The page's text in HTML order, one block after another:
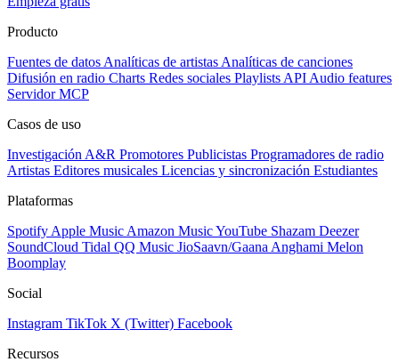
Producto
Fuentes de datos Analíticas de artistas Analíticas de canciones
Difusión en radio Charts Redes sociales Playlists API Audio features
Servidor MCP
Casos de uso
Investigación A&R Promotores Publicistas Programadores de radio
Artistas Editores musicales Licencias y sincronización Estudiantes
Plataformas
Spotify Apple Music Amazon MusicYouTube Shazam Deezer
SoundCloud Tidal QQ Music JioSaavn/Gaana Anghami Melon
Boomplay
Social
Instagram TikTok X (Twitter) Facebook
Recursos